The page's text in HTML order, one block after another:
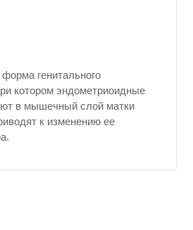
генитального
котором эндометриоидные
в мышечный слой матки
к изменению ее